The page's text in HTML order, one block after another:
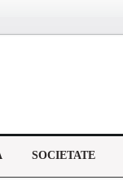
SOCIETATE